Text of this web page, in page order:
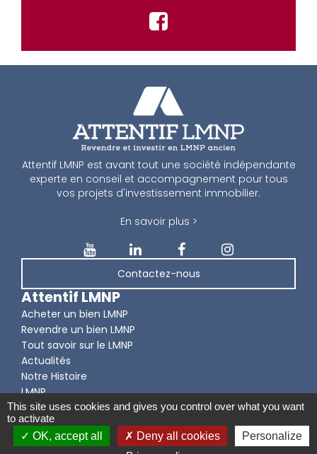
Attentif LMNP est avant tout une société indépendante
experte en conseil et accompagnement pour tous
vos projets d'investissement immobilier.
En savoir plus >
Contactez-nous
Attentif LMNP
Acheter un bien LMNP
Revendre un bien LMNP
Tout savoir sur le LMNP
Actualités
Notre Histoire
LMNP
© Attentif LMNP 2026 -
Mentions légales, Données personnelles
This site uses cookies and gives you control over what you want
to activate
OK, accept all
Deny all cookies
Personalize